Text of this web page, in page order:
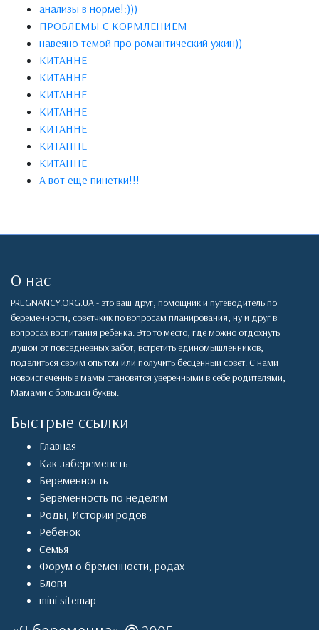
анализы в норме!:)))
ПРОБЛЕМЫ С КОРМЛЕНИЕМ
навеяно темой про романтический ужин))
КИТАННЕ
КИТАННЕ
КИТАННЕ
КИТАННЕ
КИТАННЕ
КИТАННЕ
КИТАННЕ
А вот еще пинетки!!!
О нас
PREGNANCY.ORG.UA - это ваш друг, помощник и путеводитель по
беременности, советчкик по вопросам планирования, ну и друг в
вопросах воспитания ребенка. Это то место, где можно отдохнуть
душой от повседневных забот, встретить единомышленников,
поделиться своим опытом или получить бесценный совет. С нами
новоиспеченные мамы становятся уверенными в себе родителями,
Мамами с большой буквы.
Быстрые ссылки
Главная
Как забеременеть
Беременность
Беременность по неделям
Роды, Истории родов
Ребенок
Семья
Форум о бременности, родах
Блоги
mini sitemap